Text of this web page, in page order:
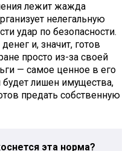
лежит жажда
нелегальную
удар по безопасности.
и, значит, готов
просто из-за своей
— самое ценное в его
лишен имущества,
предать собственную
эта норма?